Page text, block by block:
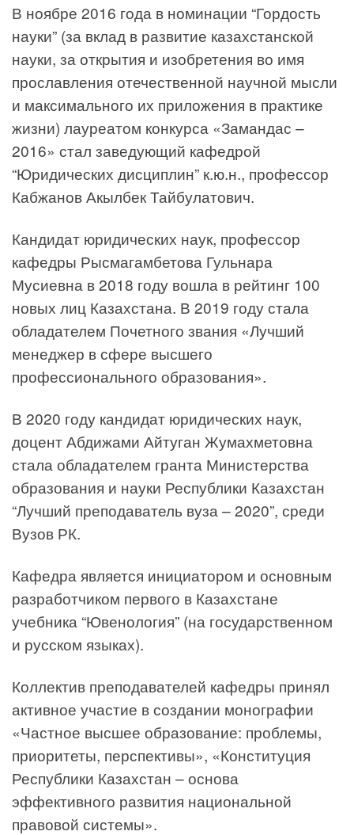
В ноябре 2016 года в номинации “Гордость
науки” (за вклад в развитие казахстанской
науки, за открытия и изобретения во имя
прославления отечественной научной мысли
и максимального их приложения в практике
жизни) лауреатом конкурса «Замандас –
2016» стал заведующий кафедрой
“Юридических дисциплин” к.ю.н., профессор
Кабжанов Акылбек Тайбулатович.
Кандидат юридических наук, профессор
кафедры Рысмагамбетова Гульнара
Мусиевна в 2018 году вошла в рейтинг 100
новых лиц Казахстана. В 2019 году стала
обладателем Почетного звания «Лучший
менеджер в сфере высшего
профессионального образования».
В 2020 году кандидат юридических наук,
доцент Абдижами Айтуган Жумахметовна
стала обладателем гранта Министерства
образования и науки Республики Казахстан
“Лучший преподаватель вуза – 2020”, среди
Вузов РК.
Кафедра является инициатором и основным
разработчиком первого в Казахстане
учебника “Ювенология” (на государственном
и русском языках).
Коллектив преподавателей кафедры принял
активное участие в создании монографии
«Частное высшее образование: проблемы,
приоритеты, перспективы», «Конституция
Республики Казахстан – основа
эффективного развития национальной
правовой системы».